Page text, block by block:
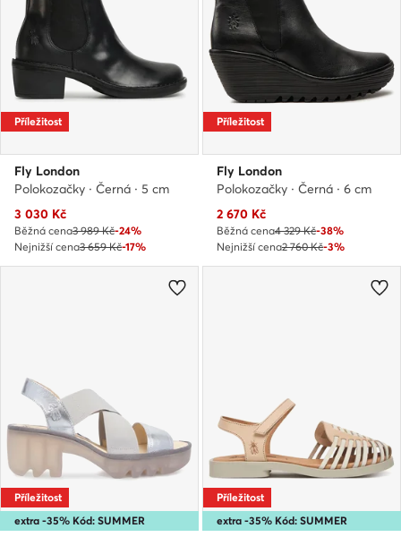
Příležitost
Fly London
Polokozačky · Černá · 5 cm
Aktuální cena
3 030 Kč
Běžná cena3 989 Kč-24%
Nejnižší cena3 659 Kč-17%
Příležitost
Fly London
Polokozačky · Černá · 6 cm
Aktuální cena
2 670 Kč
Běžná cena4 329 Kč-38%
Nejnižší cena2 760 Kč-3%
extra -35% Kód: SUMMER
Příležitost
extra -35% Kód: SUMMER
Příležitost